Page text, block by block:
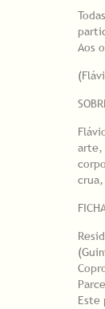
Aos
arte,
Este